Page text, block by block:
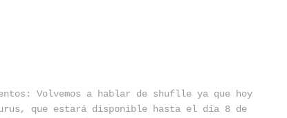
Volvemos a hablar de shuflle ya que hoy
que estará disponible hasta el día 8 de